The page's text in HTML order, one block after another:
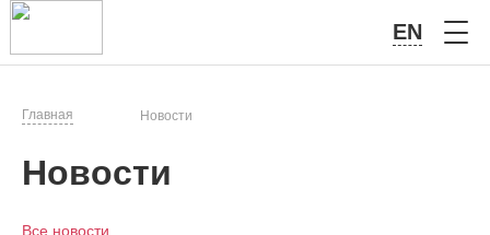
EN
Главная Новости
Новости
Все новости